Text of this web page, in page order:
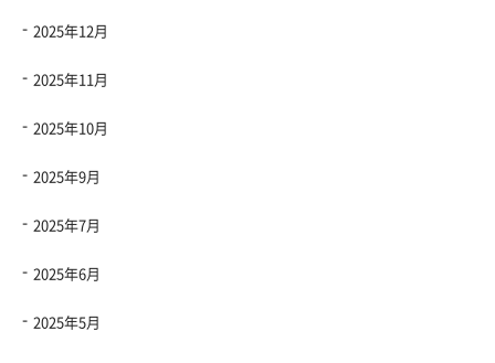
2025年12月
2025年11月
2025年10月
2025年9月
2025年7月
2025年6月
2025年5月